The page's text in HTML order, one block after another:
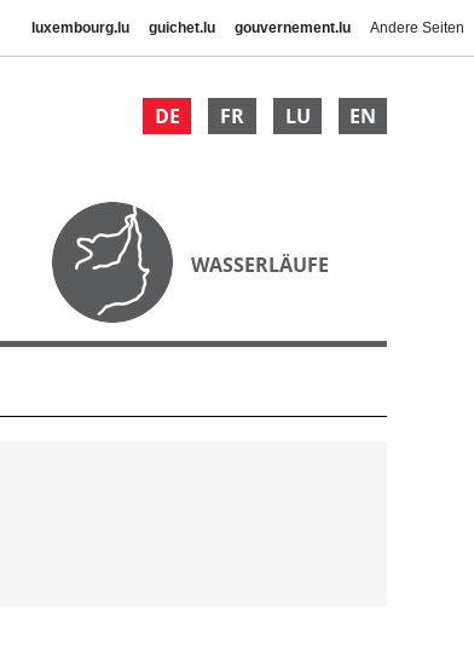
luxembourg.lu guichet.lu gouvernement.lu Andere Seiten
DE FR LU EN
WASSERLÄUFE